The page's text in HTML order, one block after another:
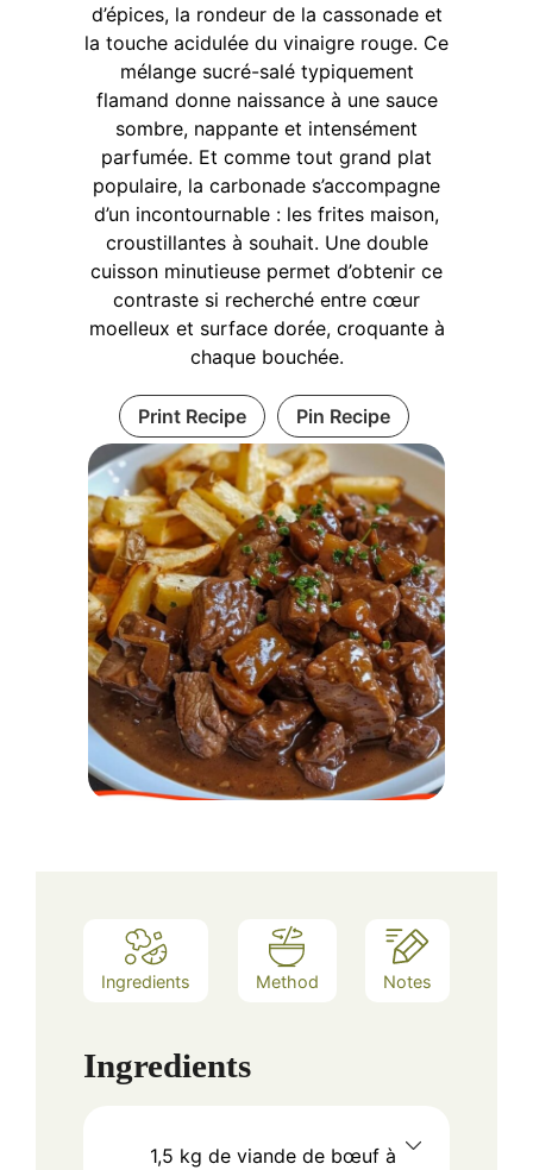
d’épices, la rondeur de la cassonade et
la touche acidulée du vinaigre rouge. Ce
mélange sucré-salé typiquement
flamand donne naissance à une sauce
sombre, nappante et intensément
parfumée. Et comme tout grand plat
populaire, la carbonade s’accompagne
d’un incontournable : les frites maison,
croustillantes à souhait. Une double
cuisson minutieuse permet d’obtenir ce
contraste si recherché entre cœur
moelleux et surface dorée, croquante à
chaque bouchée.
Print Recipe Pin Recipe
Ingredients Method Notes
Ingredients
1,5 kg de viande de bœuf à